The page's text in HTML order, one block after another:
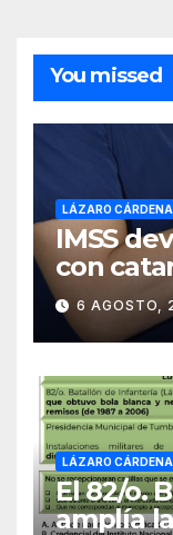
You missed
LÁZARO
IMSS
con
23 años
6 AGOSTO,
LÁZARO
El 82/o.
amplía